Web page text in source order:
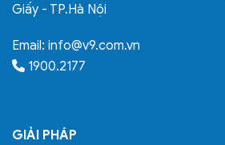
Giấy - TP.Hà Nội
Email: info@v9.com.vn
1900.2177
GIẢI PHÁP